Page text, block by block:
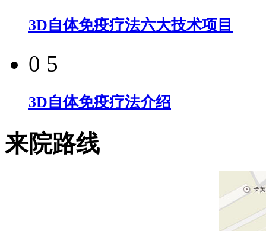
3D自体免疫疗法六大技术项目
0 5
3D自体免疫疗法介绍
来院路线